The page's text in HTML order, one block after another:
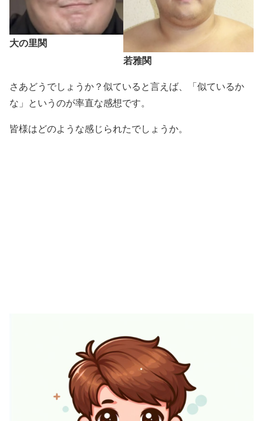
大の里関
若雅関
さあどうでしょうか？似ていると言えば、「似ているか
な」というのが率直な感想です。
皆様はどのような感じられたでしょうか。